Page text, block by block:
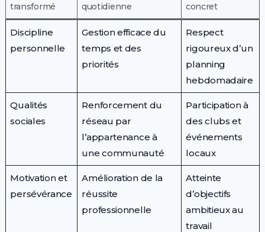
transformé
quotidienne
concret
Discipline
personnelle
Gestion efficace du
temps et des
priorités
Respect
rigoureux d’un
planning
hebdomadaire
Qualités
sociales
Renforcement du
réseau par
l’appartenance à
une communauté
Participation à
des clubs et
événements
locaux
Motivation et
persévérance
Amélioration de la
réussite
professionnelle
Atteinte
d’objectifs
ambitieux au
travail